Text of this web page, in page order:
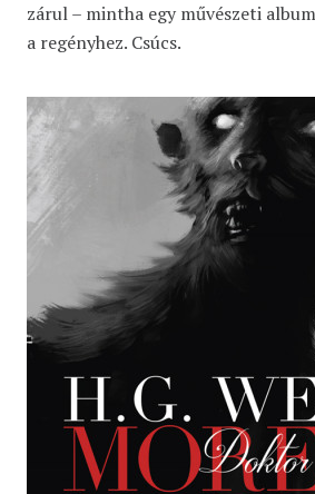
zárul – mintha egy művészeti
a regényhez. Csúcs.